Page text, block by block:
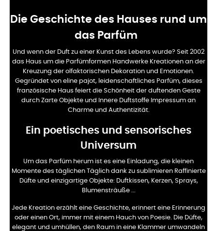
Die Geschichte des Hauses rund um
das Parfüm
Und wenn der Duft zu einer Kunst des Lebens wurde? Seit 2002
das Haus um die Parfümformen Handwerke Kreationen an der
Kreuzung der olfaktorischen Dekoration und Emotionen.
Gegründet von eline pajot, leidenschaftliches Parfüm, dieses
französische Haus feiert die Schönheit der duftenden Geste
durch Zarte Objekte und Innere Duftstoffe Impressum an
Charme und Authentizität.
Ein poetisches und sensorisches
Universum
Um das Parfüm herum ist es eine Einladung, die kleinen
Momente des täglichen Täglich dank zu sublimieren Raffinierte
Düfte und einzigartige Objekte: Duftkissen, Kerzen, Sprays,
Blumensträuße ...
Jede Kreation erzählt eine Geschichte, erinnert eine Erinnerung
oder einen Ort, immer mit einem Hauch von Poesie. Die Düfte,
elegant und umhüllen, den Raum in eine Klammer umwandeln